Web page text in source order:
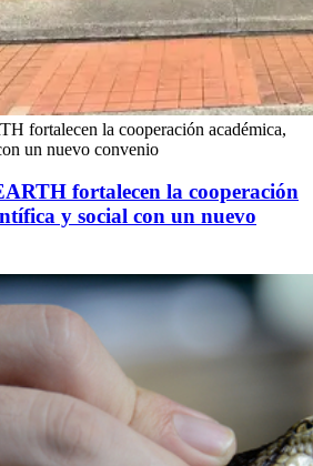
fortalecen la cooperación académica,
un nuevo convenio
fortalecen la cooperación
y social con un nuevo